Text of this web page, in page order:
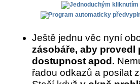
Ještě jednu věc nyní
zásobáře, aby
dostupnost apod.
řadou odkazů a posílat